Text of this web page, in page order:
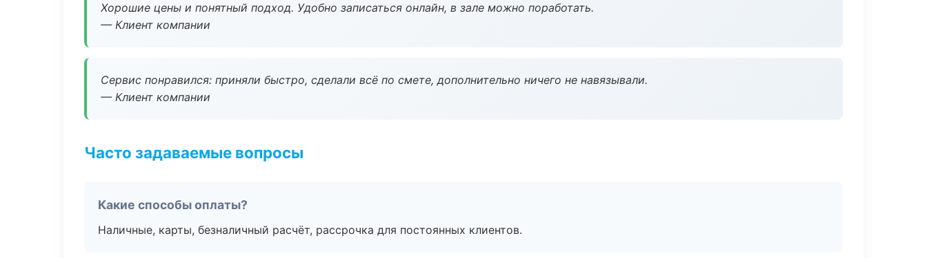
Хорошие цены и понятный подход. Удобно записаться онлайн, в зале можно поработать.
— Клиент компании
Сервис понравился: приняли быстро, сделали всё по смете, дополнительно ничего не навязывали.
— Клиент компании
Часто задаваемые вопросы
Какие способы оплаты?
Наличные, карты, безналичный расчёт, рассрочка для постоянных клиентов.